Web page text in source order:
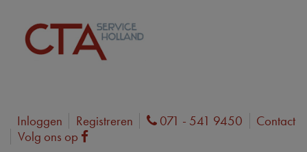
Inloggen Registreren Phone
071 - 541 9450
Contact
Volg ons op
Facebook